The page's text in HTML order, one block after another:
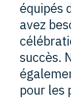
équipés
avez
succès.
pour les